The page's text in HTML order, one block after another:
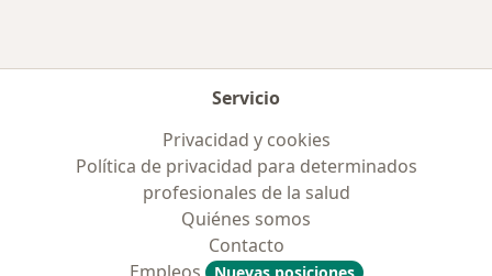
Servicio
Privacidad y cookies
Política de privacidad para determinados
profesionales de la salud
Quiénes somos
Contacto